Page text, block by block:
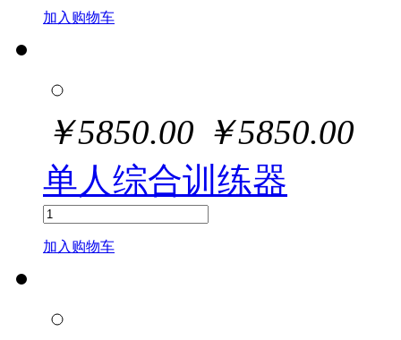
加入购物车
￥5850.00 ￥5850.00
单人综合训练器
加入购物车